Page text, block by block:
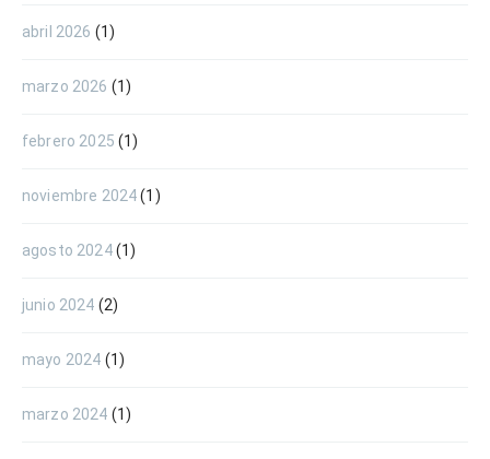
abril 2026 (1)
marzo 2026 (1)
febrero 2025 (1)
noviembre 2024(1)
agosto 2024(1)
junio 2024 (2)
mayo 2024 (1)
marzo 2024 (1)